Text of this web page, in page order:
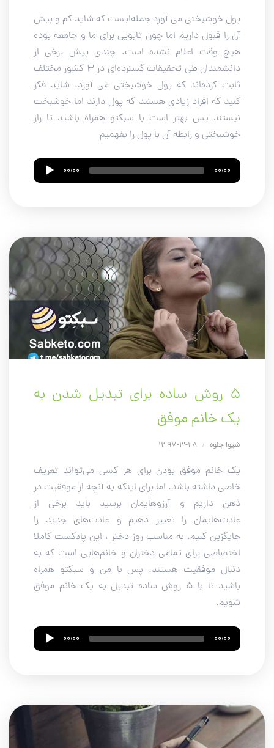
پول خوشبختی می آورد جمله‌ایست که شاید کم و بیش
آن را قبول داریم اما چون تابویی برای ما و جامعه بوده
هیچ وقت اعلام نشده است. چندی پیش برخی از
دانشمندان طی تحقیقات گسترده‌ای در 3 کشور مختلف
ثابت کرده‌اند که پول خوشبختی می آورد. شاید فکر
کنید که افراد زیادی هستند که پول دارند اما خوشبخت
نیستند پس بهتر است با سبکتو همراه باشید تا راز
خوشبختی و رابطه آن با پول را بفهمیم
Audio
Player
00:00 00:00
۵ روش ساده برای تبدیل شدن به
یک خانم موفق
شیوا جلوه /
یک خانم موفق بودن برای هر کسی می‌تواند تعریف
خاصی داشته باشد. اما برای اینکه به آنچه از موفقیت در
ذهن داریم و آرزوهایمان برسید باید برخی از
عادت‌هایمان را تغییر دهیم و عادت‌های جدید را
جایگزین کنیم. به مناسب روز دختر ، این پادکست کاملا
اختصاصی برای تمامی دختران و خانم‌هایی است که به
دنبال موفقیت هستند. پس با من و سبکتو همراه
باشید تا با 5 روش ساده تبدیل به یک خانم موفق
شویم.
Audio
Player
00:00 00:00